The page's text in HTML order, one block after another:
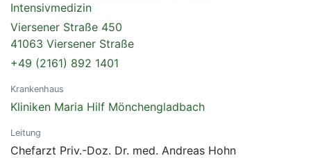
Intensivmedizin
Viersener Straße 450
41063 Viersener Straße
+49 (2161) 892 1401
Krankenhaus
Kliniken Maria Hilf Mönchengladbach
Leitung
Chefarzt Priv.-Doz. Dr. med. Andreas Hohn